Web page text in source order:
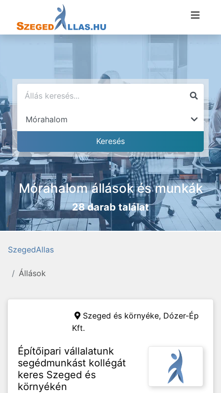
Mórahalom állások és munkák
28 darab találat
SzegedAllas
Állások
Szeged és környéke, Dózer-Ép
Kft.
Építőipari vállalatunk
segédmunkást kollégát
keres Szeged és
környékén